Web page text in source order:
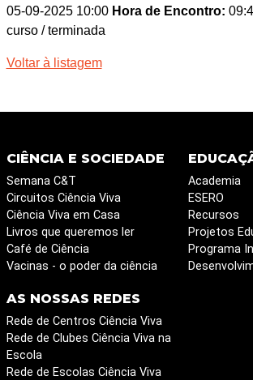
05-09-2025 10:00 Hora de Encontro:
curso / terminada
Voltar à listagem
CIÊNCIA E SOCIEDADE
Semana C&T
Circuitos Ciência Viva
Ciência Viva em Casa
Livros que queremos ler
Café de Ciência
Vacinas - o poder da ciência
Academia
ESERO
Recursos
Projetos
Programa
AS NOSSAS REDES
Rede de Centros Ciência Viva
Rede de Clubes Ciência Viva na
Escola
Rede de Escolas Ciência Viva